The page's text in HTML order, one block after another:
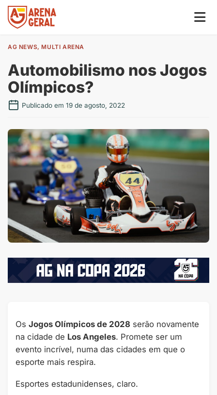
AG NEWS,MULTI ARENA
Automobilismo nos Jogos
Olímpicos?
Publicado em 19 de agosto, 2022
Os Jogos Olímpicos de 2028 serão novamente
na cidade de Los Angeles. Promete ser um
evento incrível, numa das cidades em que o
esporte mais respira.
Esportes estadunidenses, claro.